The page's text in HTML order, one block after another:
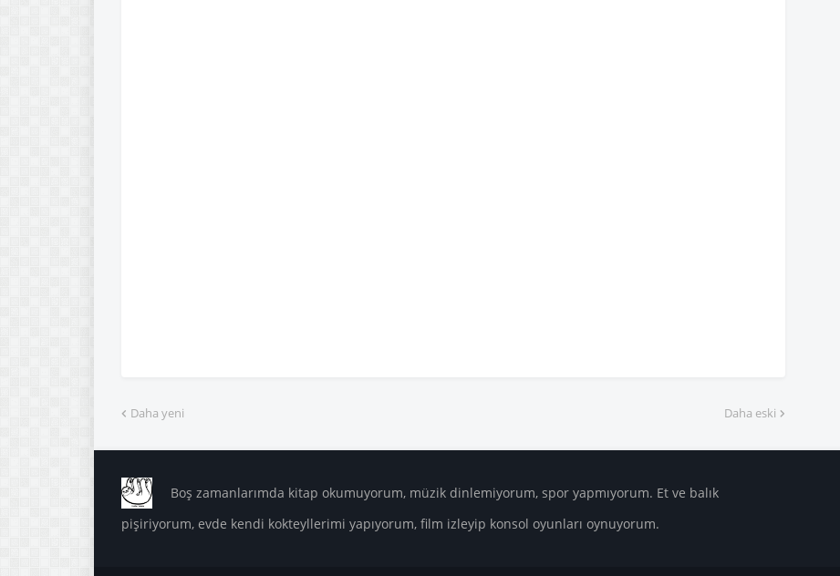
Daha yeni Daha eski
Boş zamanlarımda kitap okumuyorum, müzik dinlemiyorum, spor yapmıyorum. Et ve balık
pişiriyorum, evde kendi kokteyllerimi yapıyorum, film izleyip konsol oyunları oynuyorum.